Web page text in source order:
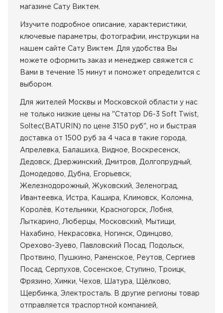
магазине Сату Виктем.
Изучите подробное описание, характеристики,
ключевые параметры, фотографии, инструкции на
нашем сайте Сату Виктем. Для удобства Вы
можете оформить заказ и менеджер свяжется с
Вами в течение 15 минут и поможет определится с
выбором.
Для жителей Москвы и Московской области у нас
не только низкие цены на "Статор D6-3 Soft Twist,
Soltec(BATURIN) по цене 3150 руб", но и быстрая
доставка от 1500 руб за 4 часа в такие города,
Апрелевка, Балашиха, Видное, Воскресенск,
Дедовск, Дзержинский, Дмитров, Долгопрудный,
Домодедово, Дубна, Егорьевск,
Железнодорожный, Жуковский, Зеленоград,
Ивантеевка, Истра, Кашира, Климовск, Коломна,
Королёв, Котельники, Красногорск, Лобня,
Лыткарино, Люберцы, Московский, Мытищи,
Нахабино, Некрасовка, Ногинск, Одинцово,
Орехово-Зуево, Павловский Посад, Подольск,
Протвино, Пушкино, Раменское, Реутов, Сергиев
Посад, Серпухов, Сосенское, Ступино, Троицк,
Фрязино, Химки, Чехов, Шатура, Щёлково,
Щербинка, Электросталь. В другие регионы товар
отправляется траспортной компанией,